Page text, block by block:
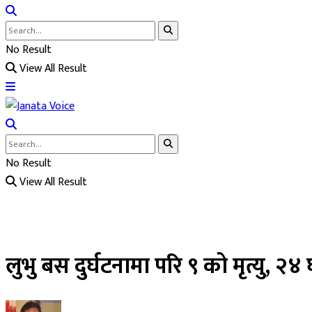
No Result
View All Result
No Result
View All Result
लुभु बस दुर्घटनामा परि ९ को मृत्यु, २४